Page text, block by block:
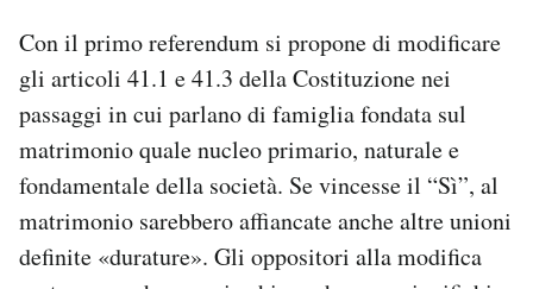
Con il primo referendum si propone di modificare
gli articoli 41.1 e 41.3 della Costituzione nei
passaggi in cui parlano di famiglia fondata sul
matrimonio quale nucleo primario, naturale e
fondamentale della società. Se vincesse il “Sì”, al
matrimonio sarebbero affiancate anche altre unioni
definite «durature». Gli oppositori alla modifica